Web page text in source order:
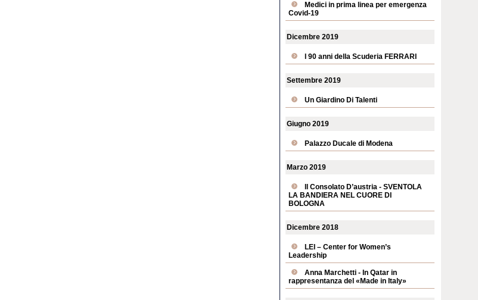
Medici in prima linea per emergenza
Covid-19
Dicembre 2019
I 90 anni della Scuderia FERRARI
Settembre 2019
Un Giardino Di Talenti
Giugno 2019
Palazzo Ducale di Modena
Marzo 2019
Il Consolato D’austria - SVENTOLA
LA BANDIERA NEL CUORE DI
BOLOGNA
Dicembre 2018
LEI – Center for Women’s
Leadership
Anna Marchetti - In Qatar in
rappresentanza del «Made in Italy»